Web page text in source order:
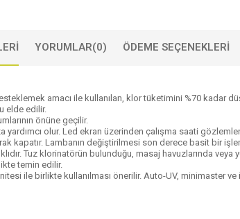
YORUMLAR(0) ÖDEME SEÇENEKLERI
amacı ile kullanılan, klor tüketimini %70 kadar
elde edilir.
önüne geçilir.
olur. Led ekran üzerinden çalışma saati
kapatır. Lambanın değiştirilmesi son derece basit bir
Tuz klorinatörün bulunduğu, masaj havuzlarında veya
temin edilir.
ile birlikte kullanılması önerilir. Auto-UV, minimaster